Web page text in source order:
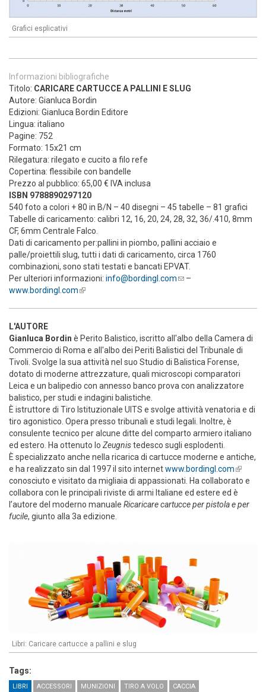
Grafici esplicativi
Informazioni bibliografiche
Titolo: CARICARE CARTUCCE A PALLINI E SLUG
Autore: Gianluca Bordin
Edizioni: Gianluca Bordin Editore
Lingua: italiano
Pagine: 752
Formato: 15x21 cm
Rilegatura: rilegato e cucito a filo refe
Copertina: flessibile con bandelle
Prezzo al pubblico: 65,00 € IVA inclusa
ISBN 9788890297120
540 foto a colori + 80 in B/N – 40 disegni – 45 tabelle – 81 grafici
Tabelle di caricamento: calibri 12, 16, 20, 24, 28, 32, 36/.410, 8mm
CF, 6mm Centrale Falco.
Dati di caricamento per:pallini in piombo, pallini acciaio e
palle/proiettili slug, tutti i dati di caricamento, circa 1760
combinazioni, sono stati testati e bancati EPVAT.
Per ulteriori informazioni: info@bordingl.com(link sends e-mail)
–
www.bordingl.com(link is external)
L'AUTORE
Gianluca Bordin è Perito Balistico, iscritto all'albo della Camera di
Commercio di Roma e all'albo dei Periti Balistici del Tribunale di
Tivoli. Svolge la sua attività nel suo Studio di Balistica Forense,
dotato di moderne attrezzature, quali microscopi comparatori
Leica e un balipedio con annesso banco prova con analizzatore
balistico, per studi e indagini balistiche.
È istruttore di Tiro Istituzionale UITS e svolge attività venatoria e di
tiro agonistico. Opera presso tribunali e studi legali. Inoltre, è
consulente tecnico per alcune ditte del comparto armiero italiano
ed estero. Ha ottenuto lo Zeugnistedesco sugli esplodenti.
È specializzato anche nella ricarica di cartucce moderne e antiche,
e ha realizzato sin dal 1997 il sito internetwww.bordingl.com(link is
conosciuto e visitato da migliaia di appassionati. Ha collaborato e
collabora con le principali riviste di armi Italiane ed estere ed è
l’autore del moderno manuale Ricaricare cartucce per pistola e per
fucile, giunto alla 3a edizione.
Libri: Caricare cartucce a pallini e slug
Tags:
LIBRI ACCESSORI MUNIZIONI TIRO A VOLO CACCIA